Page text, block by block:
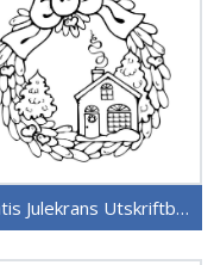
Gratis Julekrans Utskriftbar